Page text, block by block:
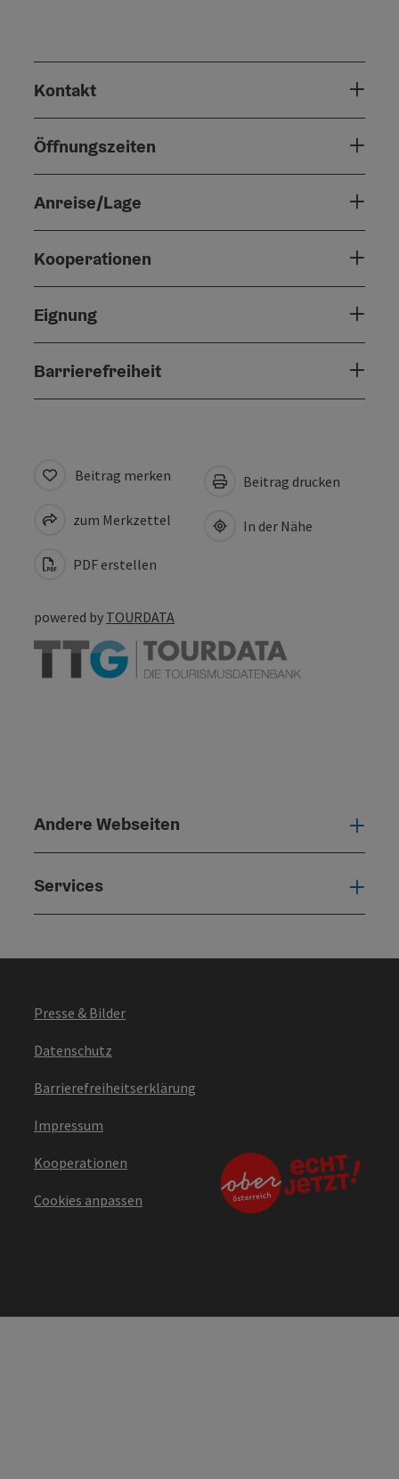
Kontakt
Öffnungszeiten
Anreise/Lage
Kooperationen
Eignung
Barrierefreiheit
Beitrag merken
zum Merkzettel
PDF erstellen
Beitrag drucken
In der Nähe
powered by TOURDATA
Andere Webseiten
Services
Presse & Bilder
Datenschutz
Barrierefreiheitserklärung
Impressum
Kooperationen
Cookies anpassen